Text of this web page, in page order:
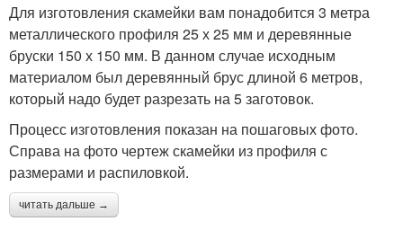
Для изготовления скамейки вам понадобится 3 метра
металлического профиля 25 х 25 мм и деревянные
бруски 150 х 150 мм. В данном случае исходным
материалом был деревянный брус длиной 6 метров,
который надо будет разрезать на 5 заготовок.
Процесс изготовления показан на пошаговых фото.
Справа на фото чертеж скамейки из профиля с
размерами и распиловкой.
читать дальше →